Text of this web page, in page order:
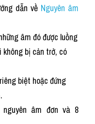
dẫn về Nguyên âm
âm đó được luồng
bị cản trở, có
biệt hoặc đứng
âm đơn và 8